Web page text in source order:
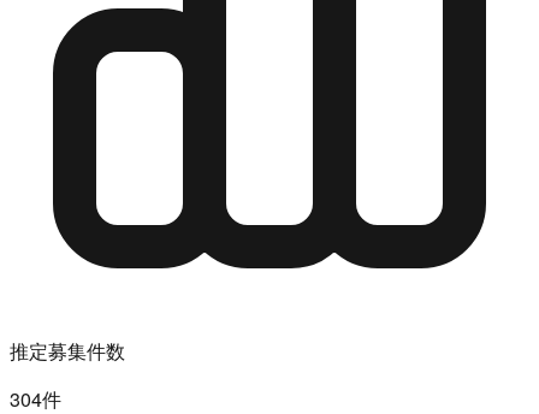
推定募集件数
304件